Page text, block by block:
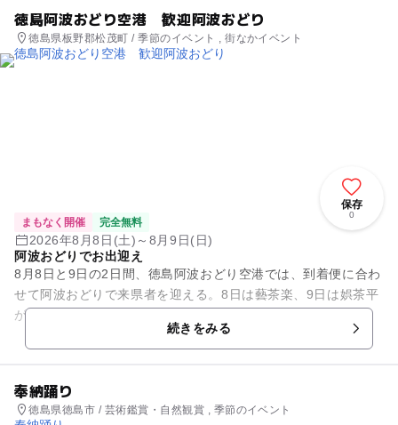
徳島阿波おどり空港 歓迎阿波おどり
徳島県板野郡松茂町 / 季節のイベント , 街なかイベント
保存
0
まもなく開催 完全無料
2026年8月8日(土)～8月9日(日)
阿波おどりでお出迎え
8月8日と9日の2日間、徳島阿波おどり空港では、到着便に合わ
せて阿波おどりで来県者を迎える。8日は藝茶楽、9日は娯茶平
が出演。
続きをみる
奉納踊り
徳島県徳島市 / 芸術鑑賞・自然観賞 , 季節のイベント